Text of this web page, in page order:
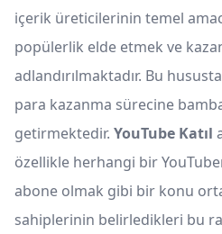
içerik üreticilerinin temel
popülerlik elde etmek ve
adlandırılmaktadır. Bu
para kazanma sürecine
getirmektedir. YouTube Katıl
özellikle herhangi bir
abone olmak gibi bir konu
sahiplerinin belirledikleri bu